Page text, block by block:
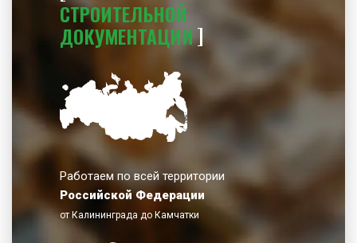
СТРОИТЕЛЬНОЙ
ДОКУМЕНТАЦИИ
Работаем по всей территории
Российской Федерации
от Калининграда до Камчатки